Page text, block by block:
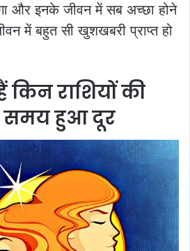
और इनके जीवन में सब अच्छा होने
में बहुत सी खुशखबरी प्राप्त हो
राशियों की
समय हुआ दूर